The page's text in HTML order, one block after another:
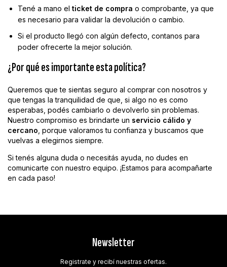
Tené a mano el ticket de compra o comprobante, ya que
es necesario para validar la devolución o cambio.
Si el producto llegó con algún defecto, contanos para
poder ofrecerte la mejor solución.
¿Por qué es importante esta política?
Queremos que te sientas seguro al comprar con nosotros y
que tengas la tranquilidad de que, si algo no es como
esperabas, podés cambiarlo o devolverlo sin problemas.
Nuestro compromiso es brindarte un servicio cálido y
cercano , porque valoramos tu confianza y buscamos que
vuelvas a elegirnos siempre.
Si tenés alguna duda o necesitás ayuda, no dudes en
comunicarte con nuestro equipo. ¡Estamos para acompañarte
en cada paso!
Newsletter
Registrate y recibí nuestras ofertas.